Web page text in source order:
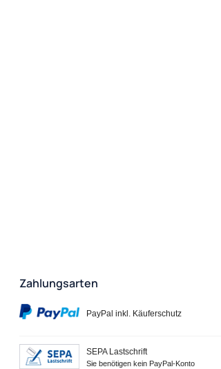
Zahlungsarten
PayPal inkl. Käuferschutz
SEPA Lastschrift
Sie benötigen kein PayPal-Konto